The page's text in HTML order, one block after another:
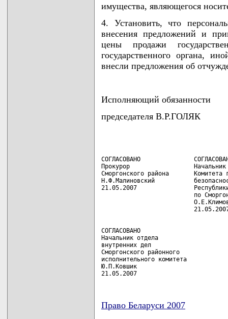
имущества, являющегося
4. Установить, что
внесения предложений и
цены продажи
государственного органа,
внесли предложения об
Исполняющий обязанности
председателя В.Р.ГОЛЯК
СОГЛАСОВАНО
Прокурор                  Начальник
Сморгонского района       Комитета
Н.Ф.Малиновский
21.05.2007                Республики
по
СОГЛАСОВАНО
Начальник отдела
внутренних дел
Сморгонского районного
исполнительного комитета
Ю.П.Ковшик
21.05.2007
Право Беларуси 2007